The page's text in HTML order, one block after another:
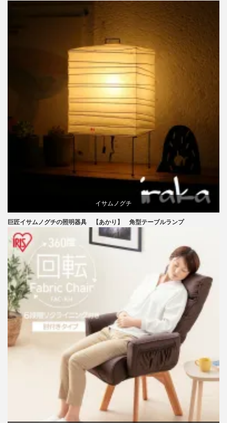
イサムノグチ
国産
巨匠イサムノグチの照明器具 【あかり】 角型テーブルランプ